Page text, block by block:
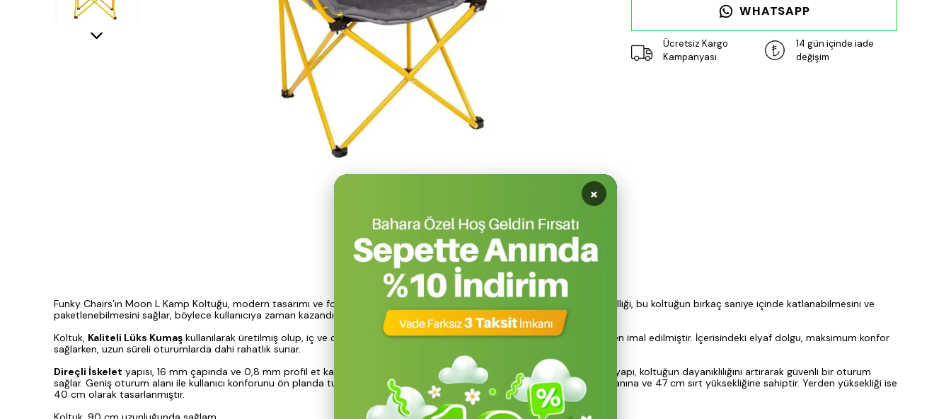
WHATSAPP
Ücretsiz Kargo
Kampanyası
14 gün içinde iade
değişim
Ürün Açıklaması
Funky Chairs’ın Moon L Kamp Koltuğu, modern tasarımı ve fonksiyonelliği ile öne çıkmaktadır.
özelliği, bu koltuğun birkaç saniye içinde katlanabilmesini ve
paketlenebilmesini sağlar, böylece kullanıcıya zaman kazandırır.
Koltuk, Kaliteli Lüks Kumaş kullanılarak üretilmiş olup, iç ve dış mekanlarda dayanıklılık sunan 600D polyester malzemeden imal edilmiştir. İçerisindeki elyaf dolgu, maksimum konfor
sağlarken, uzun süreli oturumlarda dahi rahatlık sunar.
Direçli İskelet yapısı, 16 mm çapında ve 0,8 mm profil et kalınlığında güçlendirilmiş demir boru ile desteklenmektedir. Bu yapı, koltuğun dayanıklılığını artırarak güvenli bir oturum
sağlar. Geniş oturum alanı ile kullanıcı konforunu ön planda tutan Moon L Kamp Koltuğu, 40x43 cm ölçülerinde oturum alanına ve 47 cm sırt yüksekliğine sahiptir. Yerden yüksekliği ise
40 cm olarak tasarlanmıştır.